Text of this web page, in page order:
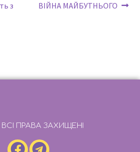
з
ВІЙНА МАЙБУТНЬОГО
ПРАВА ЗАХИЩЕНІ